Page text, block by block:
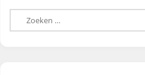
Zoeken
naar: